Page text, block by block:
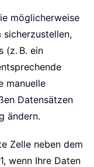
möglicherweise
sicherzustellen,
(z. B. ein
manuelle
Datensätzen
ändern.
Zelle neben dem
wenn Ihre Daten